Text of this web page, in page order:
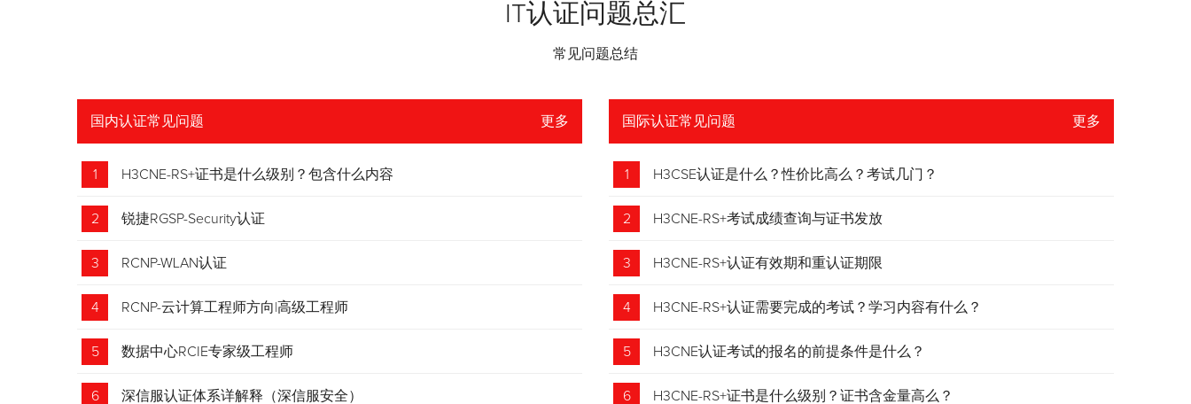
IT认证问题总汇
常见问题总结
国内认证常见问题 更多
1 H3CNE-RS+证书是什么级别？包含什么内容
2 锐捷RGSP-Security认证
3 RCNP-WLAN认证
4 RCNP-云计算工程师方向|高级工程师
5 数据中心RCIE专家级工程师
6 深信服认证体系详解释（深信服安全）
国际认证常见问题 更多
1 H3CSE认证是什么？性价比高么？考试几门？
2 H3CNE-RS+考试成绩查询与证书发放
3 H3CNE-RS+认证有效期和重认证期限
4 H3CNE-RS+认证需要完成的考试？学习内容有什么？
5 H3CNE认证考试的报名的前提条件是什么？
6 H3CNE-RS+证书是什么级别？证书含金量高么？